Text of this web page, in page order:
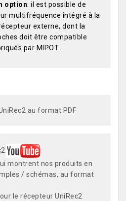
option: il est possible de
multifréquence intégré à la
externe, dont la
doit être compatible
par MIPOT.
au format PDF
montrent nos produits en
/ schémas, au format
le récepteur UniRec2